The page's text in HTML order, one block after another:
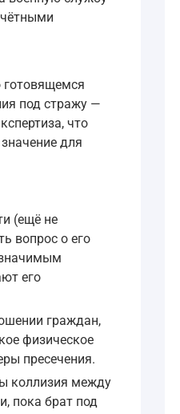
готовящемся
под стражу —
что
для
(ещё не
вопрос о его
значимым
его
граждан,
физическое
пресечения.
коллизия между
пока брат под